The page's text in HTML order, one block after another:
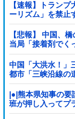
【速報】トラン
ーリズム」を禁止
しに来るのはおか
【悲報】 中国、
当局「接着剤でく
ない」
中国「大洪水！」
都市「三峡沿線の
鎖！」中国ダム「
生」→
|●|熊本県知事の
班が押し入ってプ
を……